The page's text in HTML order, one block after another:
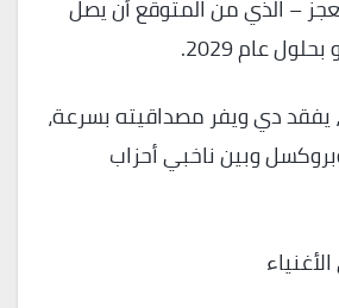
– الذي من المتوقع أن يصل
يفقد دي ويفر مصداقيته بسرعة،
وبين ناخبي أحزاب